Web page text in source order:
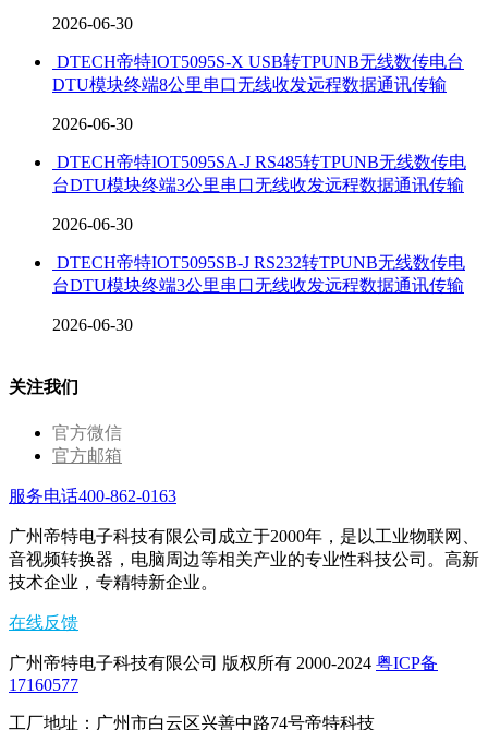
2026-06-30
DTECH帝特IOT5095S-X USB转TPUNB无线数传电台
DTU模块终端8公里串口无线收发远程数据通讯传输
2026-06-30
DTECH帝特IOT5095SA-J RS485转TPUNB无线数传电
台DTU模块终端3公里串口无线收发远程数据通讯传输
2026-06-30
DTECH帝特IOT5095SB-J RS232转TPUNB无线数传电
台DTU模块终端3公里串口无线收发远程数据通讯传输
2026-06-30
关注我们
官方微信
官方邮箱
服务电话400-862-0163
广州帝特电子科技有限公司成立于2000年，是以工业物联网、
音视频转换器，电脑周边等相关产业的专业性科技公司。高新
技术企业，专精特新企业。
在线反馈
广州帝特电子科技有限公司 版权所有 2000-2024 粤ICP备
17160577
工厂地址：广州市白云区兴善中路74号帝特科技